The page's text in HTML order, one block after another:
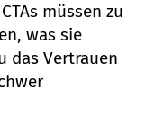
müssen zu
was sie
das Vertrauen